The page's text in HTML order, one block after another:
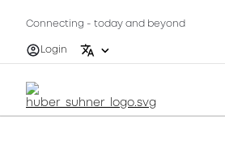
Connecting - today and beyond
Login